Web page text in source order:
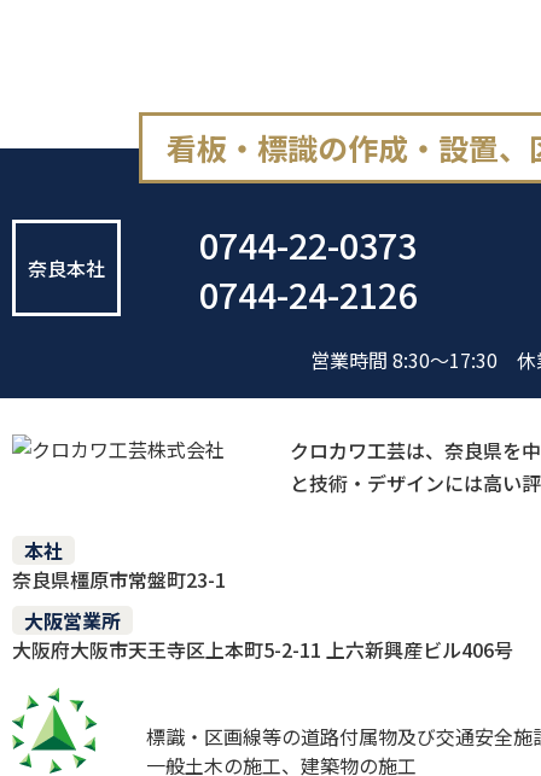
看板・標識の作成・設置
奈良本社
0744-22-0373
0744-24-2126
営業時間 8:30～17:30
クロカワ工芸は、奈良県を
と技術・デザインには高い
本社
奈良県橿原市常盤町23-1
大阪営業所
大阪府大阪市天王寺区上本町5-2-11 上六新興産ビル406号
標識・区画線等の道路付属物及び交通安全施
一般土木の施工、建築物の施工